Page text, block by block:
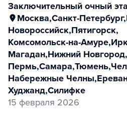
заключительный очный
Москва,Санкт-Петербург,
Новороссийск,Пятигорск,
Комсомольск-на-Амуре,
Магадан,Нижний Новгород,
Пермь,Самара,Тюмень,
Набережные Челны,
Худжанд,Силифке
15 февраля 2026